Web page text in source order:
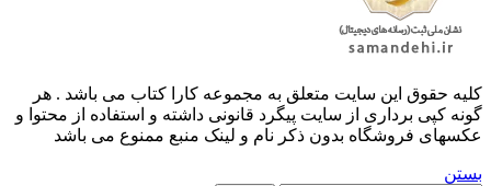
کليه حقوق اين سايت متعلق به مجموعه کارا کتاب می باشد . هر
گونه کپی برداری از سایت پیگرد قانونی داشته و استفاده از محتوا و
عکسهای فروشگاه بدون ذکر نام و لینک منبع ممنوع می باشد
بستن